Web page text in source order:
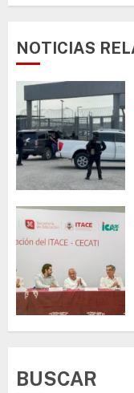
NOTICIAS
BUSCAR